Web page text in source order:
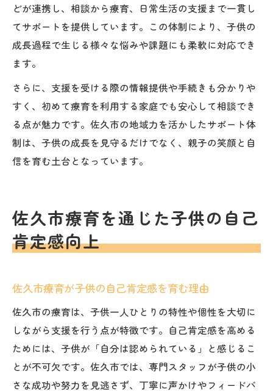
どが連携し、相談から療育、日常生活の支援まで一貫し
てサポートを提供しています。この体制により、子供の
成長過程で生じる様々な悩みや課題にも柔軟に対応でき
ます。
さらに、支援を受ける際の情報提供や手続きも分かりや
すく、初めて療育を利用する家庭でも安心して相談でき
る点が魅力です。佐久市の地域力を活かしたサポート体
制は、子供の成長を見守るだけでなく、親子の笑顔と自
信を育む土台となっています。
佐久市療育を通じた子供の自己
肯定感向上
佐久市療育が子供の自己肯定感を育む理由
佐久市の療育は、子供一人ひとりの特性や個性を大切に
しながら支援を行う点が特徴です。自己肯定感を高める
ためには、子供が「自分は認められている」と感じるこ
とが不可欠です。佐久市では、専門スタッフが子供の小
さな成功や努力を見逃さず、丁寧に声かけやフィードバ